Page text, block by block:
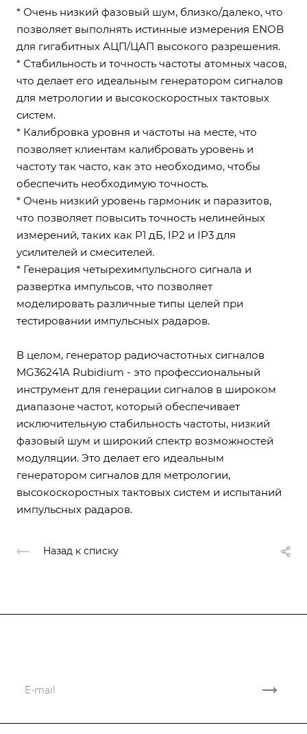
* Очень низкий фазовый шум, близко/далеко, что
позволяет выполнять истинные измерения ENOB
для гигабитных АЦП/ЦАП высокого разрешения.
* Стабильность и точность частоты атомных часов,
что делает его идеальным генератором сигналов
для метрологии и высокоскоростных тактовых
систем.
* Калибровка уровня и частоты на месте, что
позволяет клиентам калибровать уровень и
частоту так часто, как это необходимо, чтобы
обеспечить необходимую точность.
* Очень низкий уровень гармоник и паразитов,
что позволяет повысить точность нелинейных
измерений, таких как P1 дБ, IP2 и IP3 для
усилителей и смесителей.
* Генерация четырехимпульсного сигнала и
развертка импульсов, что позволяет
моделировать различные типы целей при
тестировании импульсных радаров.
В целом, генератор радиочастотных сигналов
MG36241A Rubidium - это профессиональный
инструмент для генерации сигналов в широком
диапазоне частот, который обеспечивает
исключительную стабильность частоты, низкий
фазовый шум и широкий спектр возможностей
модуляции. Это делает его идеальным
генератором сигналов для метрологии,
высокоскоростных тактовых систем и испытаний
импульсных радаров.
Назад к списку